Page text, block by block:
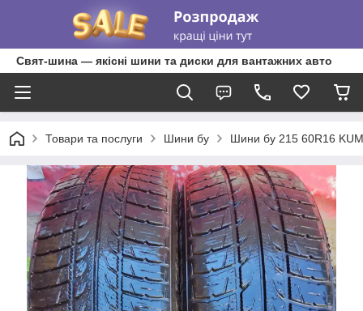
Свят-шина — якісні шини та диски для вантажних авто
Товари та послуги Шини бу Шини бу 215 60R16